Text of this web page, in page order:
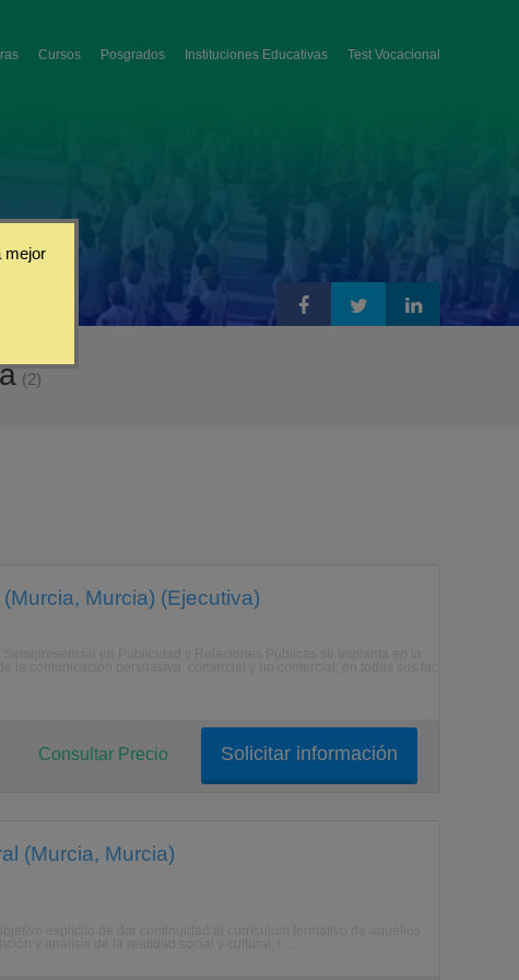
Cursos Posgrados Instituciones Educativas Test Vocacional
(2)
Murcia) (Ejecutiva)
Solicitar información
Consultar Precio
(Murcia, Murcia)
mejor